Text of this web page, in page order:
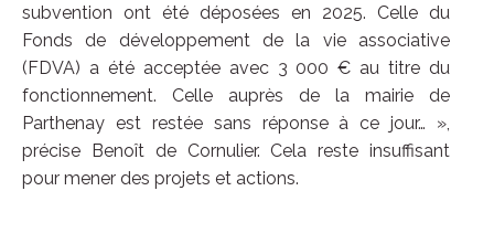
subvention ont été déposées en 2025. Celle du
Fonds de développement de la vie associative
(FDVA) a été acceptée avec 3 000 € au titre du
fonctionnement. Celle auprès de la mairie de
Parthenay est restée sans réponse à ce jour… »,
précise Benoît de Cornulier. Cela reste insuffisant
pour mener des projets et actions.